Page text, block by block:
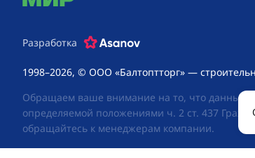
1998–2026, © ООО «Балтоптторг» —
Обращаем ваше внимание на то, что данный
определяемой положениями ч. 2 ст. 437
обращайтесь к менеджерам компании.
Разработка